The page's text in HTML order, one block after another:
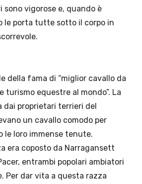
sono vigorose e, quando è
le porta tutte sotto il corpo in
della fama di “miglior cavallo da
turismo equestre al mondo”. La
dai proprietari terrieri del
un cavallo comodo per
le loro immense tenute.
era coposto da Narragansett
entrambi popolari ambiatori
Per dar vita a questa razza